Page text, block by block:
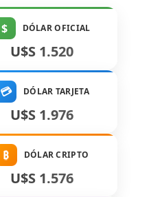
$ DÓLAR OFICIAL
U$S 1.520
💳 DÓLAR TARJETA
U$S 1.976
₿ DÓLAR CRIPTO
U$S 1.576